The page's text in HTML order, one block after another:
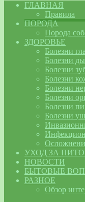
ГЛАВНАЯ
Правила
ПОРОДА
Порода
ЗДОРОВЬЕ
Болезни
Болезни
Болезни
Болезни
Болезни
Болезни
Болезни
Болезни
УХОД ЗА
НОВОСТИ
БЫТОВЫЕ
РАЗНОЕ
Обзор